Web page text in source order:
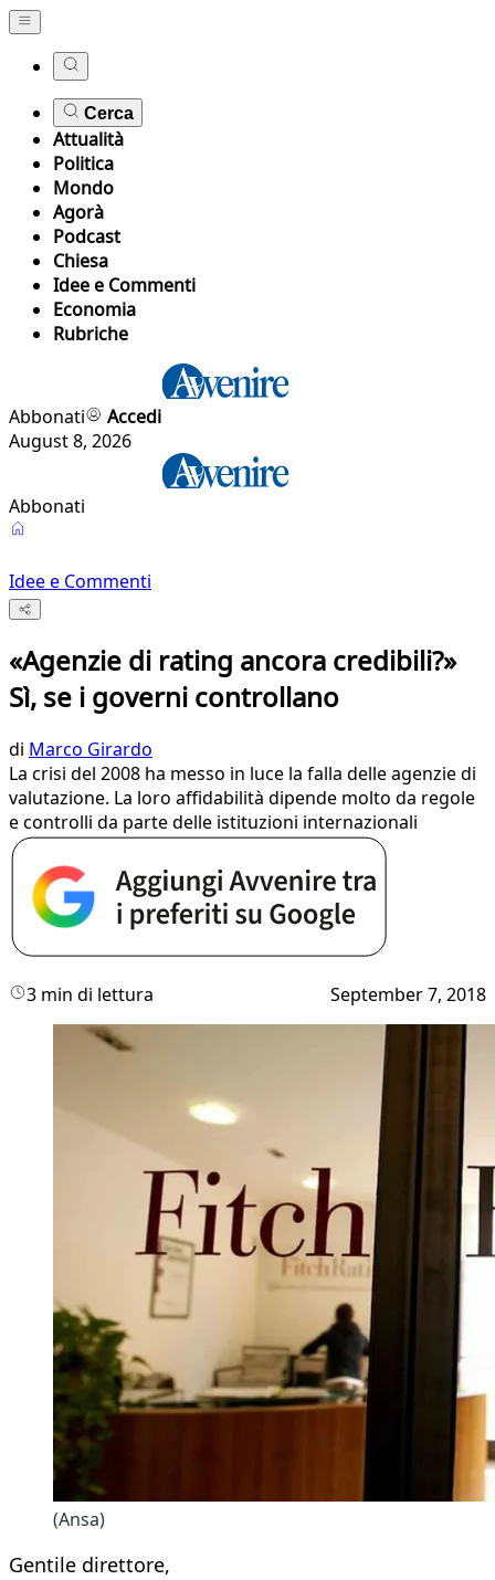
Cerca
Attualità
Politica
Mondo
Agorà
Podcast
Chiesa
Idee e Commenti
Economia
Rubriche
Abbonati
Accedi
August 8, 2026
Abbonati
Idee e Commenti
«Agenzie di rating ancora credibili?»
Sì, se i governi controllano
di Marco Girardo
La crisi del 2008 ha messo in luce la falla delle agenzie di
valutazione. La loro affidabilità dipende molto da regole
e controlli da parte delle istituzioni internazionali
3 min di lettura September 7, 2018
(Ansa)
Gentile direttore,